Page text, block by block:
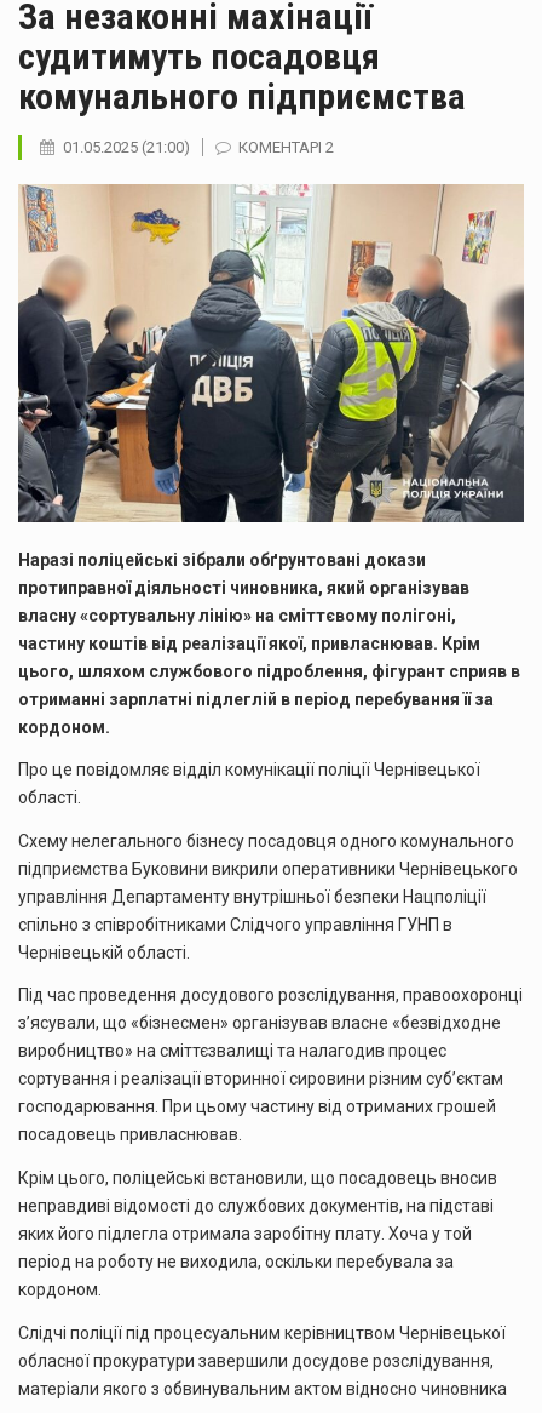
За незаконні махінації
судитимуть посадовця
комунального підприємства
01.05.2025 (21:00) КОМЕНТАРІ 2
Наразі поліцейські зібрали обґрунтовані докази
протиправної діяльності чиновника, який організував
власну «сортувальну лінію» на сміттєвому полігоні,
частину коштів від реалізації якої, привласнював. Крім
цього, шляхом службового підроблення, фігурант сприяв в
отриманні зарплатні підлеглій в період перебування її за
кордоном.
Про це повідомляє відділ комунікації поліції Чернівецької
області.
Схему нелегального бізнесу посадовця одного комунального
підприємства Буковини викрили оперативники Чернівецького
управління Департаменту внутрішньої безпеки Нацполіції
спільно з співробітниками Слідчого управління ГУНП в
Чернівецькій області.
Під час проведення досудового розслідування, правоохоронці
з’ясували, що «бізнесмен» організував власне «безвідходне
виробництво» на сміттєзвалищі та налагодив процес
сортування і реалізації вторинної сировини різним суб’єктам
господарювання. При цьому частину від отриманих грошей
посадовець привласнював.
Крім цього, поліцейські встановили, що посадовець вносив
неправдиві відомості до службових документів, на підставі
яких його підлегла отримала заробітну плату. Хоча у той
період на роботу не виходила, оскільки перебувала за
кордоном.
Слідчі поліції під процесуальним керівництвом Чернівецької
обласної прокуратури завершили досудове розслідування,
матеріали якого з обвинувальним актом відносно чиновника